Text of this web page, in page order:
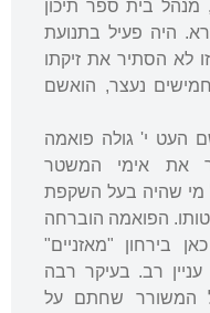
מנהל בית ספר תיכון
היה פעיל בתנועת
לא הסתיר את זיקתו
נעצר, הואשם
העט י' גולה פואמה
את אימי המשטר
מי שהיה בעל השקפת
הפואמה הוברחה
בירחון "מאזניים"
עניין רב. בעיקר רבה
המשורר שחתם על